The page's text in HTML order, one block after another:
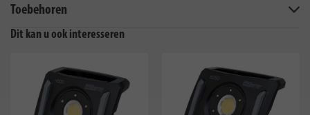
Toebehoren
Dit kan u ook interesseren